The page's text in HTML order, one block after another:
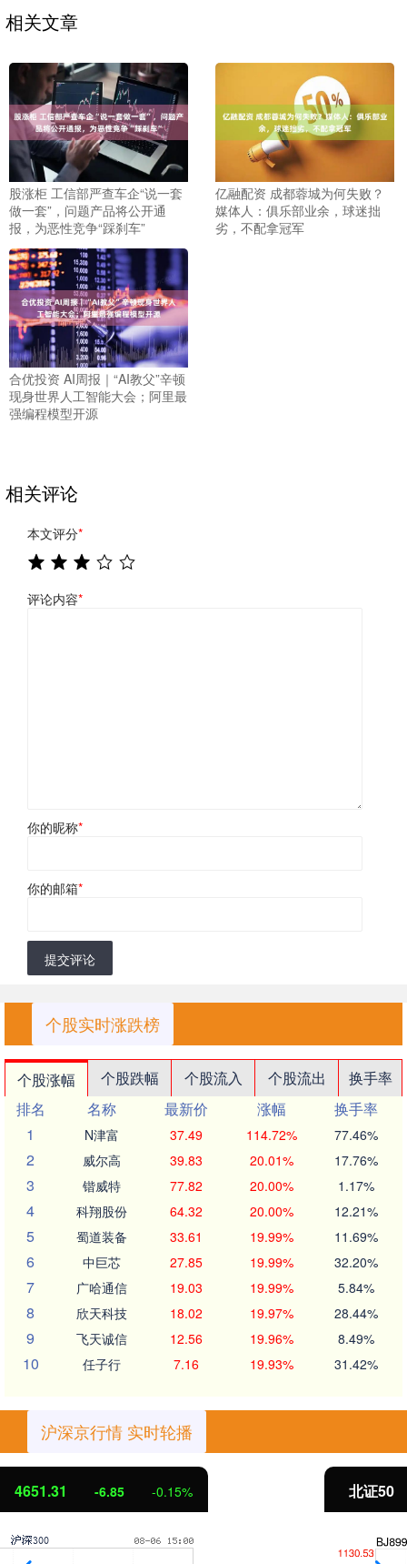
相关文章
股涨柜 工信部严查车企“说一套
做一套”，问题产品将公开通
报，为恶性竞争“踩刹车”
亿融配资 成都蓉城为何失败？
媒体人：俱乐部业余，球迷拙
劣，不配拿冠军
合优投资 AI周报｜“AI教父”辛顿
现身世界人工智能大会；阿里最
强编程模型开源
相关评论
本文评分*
评论内容*
你的昵称*
你的邮箱*
提交评论
个股实时涨跌榜
个股涨幅 个股跌幅 个股流入 个股流出
换手率
排名
名称 最新价 涨幅
换手率
1
N津富 37.49 114.72% 77.46%
2 威尔高 39.83 20.01% 17.76%
3 锴威特 77.82 20.00% 1.17%
4 科翔股份 64.32 20.00% 12.21%
5 蜀道装备 33.61 19.99% 11.69%
6 中巨芯 27.85 19.99% 32.20%
7 广哈通信 19.03 19.99% 5.84%
8 欣天科技 18.02 19.97% 28.44%
9 飞天诚信 12.56 19.96% 8.49%
10 任子行 7.16 19.93% 31.42%
沪深京行情 实时轮播
北证50 1122.88